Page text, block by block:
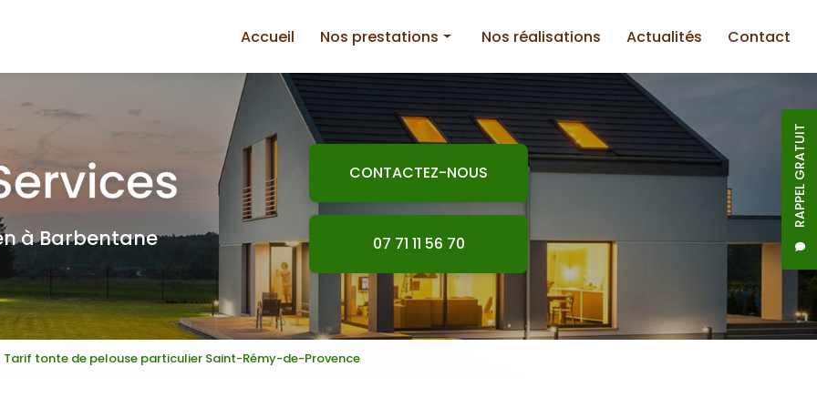
RAPPEL GRATUIT
Accueil
Nos prestations
Plomberie
Plaquiste
Peinture
Bricolage
Nos réalisations Actualités Contact
à Barbentane
CONTACTEZ-NOUS
07 71 11 56 70
Tarif tonte de pelouse particulier Saint-Rémy-de-Provence